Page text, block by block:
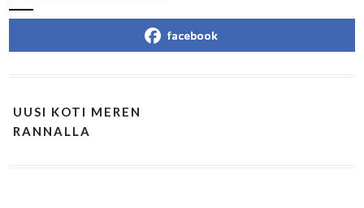
facebook
UUSI KOTI MEREN
RANNALLA